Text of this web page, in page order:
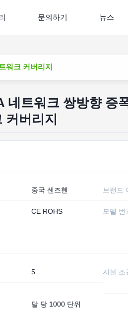
문의하기 뉴스
워크 커버리지
네트워크 쌍방향 증
커버리지
중국 센즈헨 브랜드
CE ROHS 모델 번
5 지불 조
달 당 1000 단위